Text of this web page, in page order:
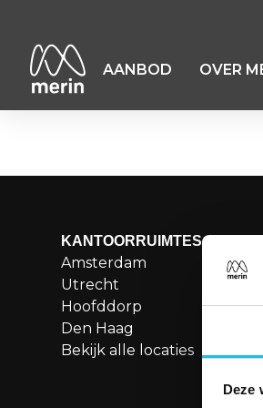
Deze
AANBOD OVER
KANTOORRUIMTES
Amsterdam
Utrecht
Hoofddorp
Den Haag
Bekijk alle locaties